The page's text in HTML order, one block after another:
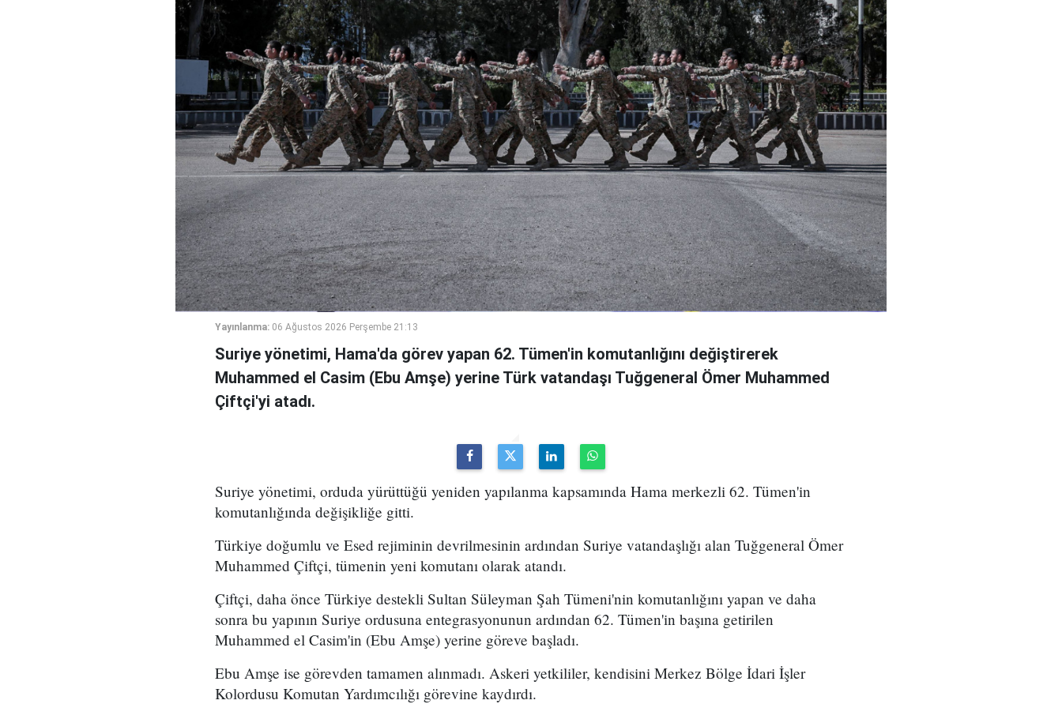
Yayınlanma: 06 Ağustos 2026 Perşembe 21:13
Suriye yönetimi, Hama'da görev yapan 62. Tümen'in komutanlığını değiştirerek
Muhammed el Casim (Ebu Amşe) yerine Türk vatandaşı Tuğgeneral Ömer Muhammed
Çiftçi'yi atadı.
Suriye yönetimi, orduda yürüttüğü yeniden yapılanma kapsamında Hama merkezli 62. Tümen'in
komutanlığında değişikliğe gitti.
Türkiye doğumlu ve Esed rejiminin devrilmesinin ardından Suriye vatandaşlığı alan Tuğgeneral Ömer
Muhammed Çiftçi, tümenin yeni komutanı olarak atandı.
Çiftçi, daha önce Türkiye destekli Sultan Süleyman Şah Tümeni'nin komutanlığını yapan ve daha
sonra bu yapının Suriye ordusuna entegrasyonunun ardından 62. Tümen'in başına getirilen
Muhammed el Casim'in (Ebu Amşe) yerine göreve başladı.
Ebu Amşe ise görevden tamamen alınmadı. Askeri yetkililer, kendisini Merkez Bölge İdari İşler
Kolordusu Komutan Yardımcılığı görevine kaydırdı.